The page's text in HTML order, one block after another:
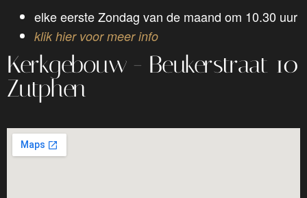
elke eerste Zondag van de maand om 10.30 uur
klik hier voor meer info
Kerkgebouw - Beukerstraat 10
Zutphen